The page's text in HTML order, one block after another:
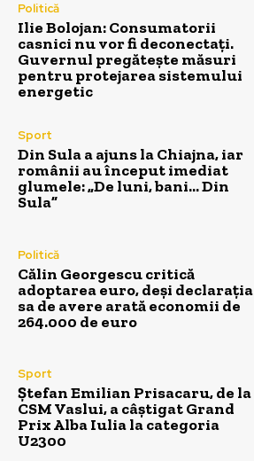
Politică
Ilie Bolojan: Consumatorii
casnici nu vor fi deconectați.
Guvernul pregătește măsuri
pentru protejarea sistemului
energetic
Sport
Din Sula a ajuns la Chiajna, iar
românii au început imediat
glumele: „De luni, bani… Din
Sula”
Politică
Călin Georgescu critică
adoptarea euro, deși declarația
sa de avere arată economii de
264.000 de euro
Sport
Ștefan Emilian Prisacaru, de la
CSM Vaslui, a câștigat Grand
Prix Alba Iulia la categoria
U2300